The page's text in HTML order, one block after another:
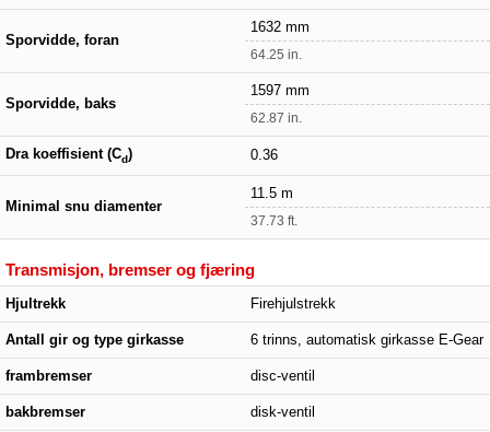
Sporvidde, foran
1632 mm
64.25 in.
Sporvidde, baks
1597 mm
62.87 in.
Dra koeffisient (Cd) 0.36
Minimal snu diamenter
11.5 m
37.73 ft.
Transmisjon, bremser og fjæring
Hjultrekk Firehjulstrekk
Antall gir og type girkasse 6 trinns, automatisk girkasse E-Gear
frambremser disc-ventil
bakbremser disk-ventil